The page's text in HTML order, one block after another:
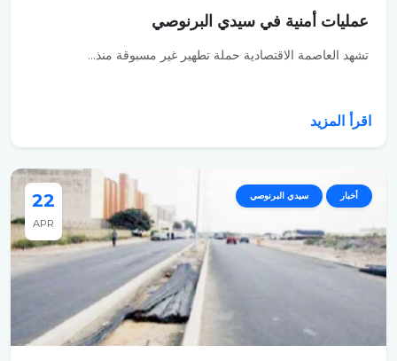
عمليات أمنية في سيدي البرنوصي
تشهد العاصمة الاقتصادية حملة تطهير غير مسبوقة منذ...
اقرأ المزيد
22
APR
أخبار سيدي البرنوصي